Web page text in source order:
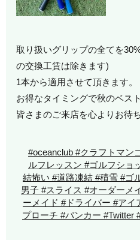
取り扱いグリップの全てを
の交換工賃は除きます)
1本から適用させて頂きます。
お得なタイミングで秋のベス
皆さまのご来店を心よりお待
#oceanclub #クラフトマン
ルフレッスン #ゴルフショ
結怖い #道路凍結 #積雪 #ゴ
男子 #スライス #オーダーメ
ーメイド #ドライバー #アイ
プローチ #バンカー #Twitter